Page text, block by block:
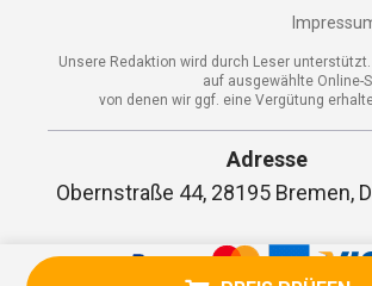
Unsere Redaktion wird durch Leser
auf ausgewählte Online-
von denen wir ggf. eine Vergütung
Adresse
Obernstraße 44, 28195 Bremen,